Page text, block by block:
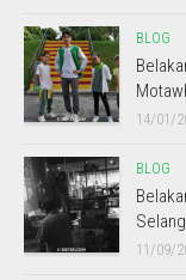
BLOG
14/01/
BLOG
11/09/